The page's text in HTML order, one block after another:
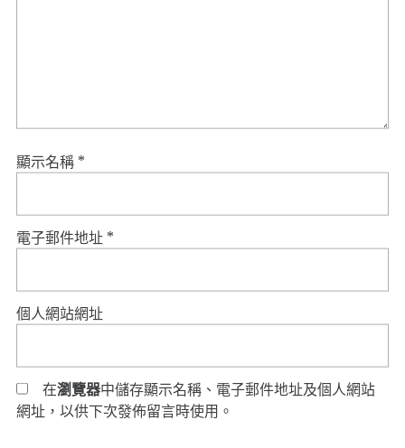
顯示名稱 *
電子郵件地址 *
個人網站網址
在瀏覽器中儲存顯示名稱、電子郵件地址及個人網站
網址，以供下次發佈留言時使用。